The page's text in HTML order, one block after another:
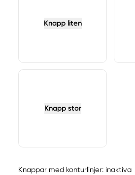
Knapp liten
Knapp stor
Knappar med konturlinjer: inaktiva